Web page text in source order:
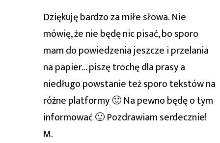
Dziękuję bardzo za miłe słowa. Nie
mówię, że nie będę nic pisać, bo sporo
mam do powiedzenia jeszcze i przelania
na papier… piszę trochę dla prasy a
niedługo powstanie też sporo tekstów na
różne platformy 🙂 Na pewno będę o tym
informować 🙂 Pozdrawiam serdecznie!
M.